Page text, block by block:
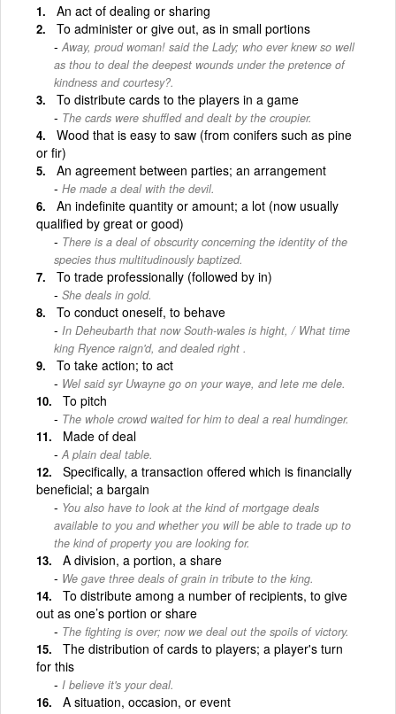
An act of dealing or sharing
To administer or give out, as in small portions
Away, proud woman! said the Lady; who ever knew so well
as thou to deal the deepest wounds under the pretence of
kindness and courtesy?.
To distribute cards to the players in a game
The cards were shuffled and dealt by the croupier.
Wood that is easy to saw (from conifers such as pine
or fir)
An agreement between parties; an arrangement
He made a deal with the devil.
An indefinite quantity or amount; a lot (now usually
qualified by great or good)
There is a deal of obscurity concerning the identity of the
species thus multitudinously baptized.
To trade professionally (followed by in)
She deals in gold.
To conduct oneself, to behave
In Deheubarth that now South-wales is hight, / What time
king Ryence raign'd, and dealed right .
To take action; to act
Wel said syr Uwayne go on your waye, and lete me dele.
To pitch
The whole crowd waited for him to deal a real humdinger.
Made of deal
A plain deal table.
Specifically, a transaction offered which is financially
beneficial; a bargain
You also have to look at the kind of mortgage deals
available to you and whether you will be able to trade up to
the kind of property you are looking for.
A division, a portion, a share
We gave three deals of grain in tribute to the king.
To distribute among a number of recipients, to give
out as one’s portion or share
The fighting is over; now we deal out the spoils of victory.
The distribution of cards to players; a player's turn
for this
I believe it's your deal.
A situation, occasion, or event